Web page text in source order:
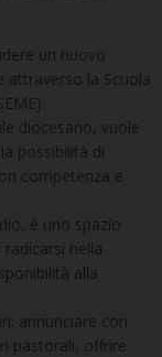
un nuovo
attraverso la Scuola
diocesano, vuole
possibilità di
competenza e
è uno spazio
nella
alla
annunciare con
pastorali, offrire